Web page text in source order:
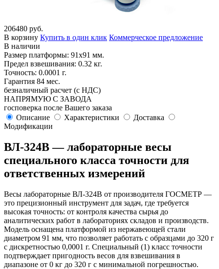
206480 руб.
В корзину Купить в один клик Коммерческое предложение
В наличии
Размер платформы: 91х91 мм.
Предел взвешивания: 0.32 кг.
Точность: 0.0001 г.
Гарантия 84 мес.
безналичный расчет (с НДС)
НАПРЯМУЮ С ЗАВОДА
госповерка после Вашего заказа
Описание
Характеристики
Доставка
Модификации
ВЛ-324В — лабораторные весы
специального класса точности для
ответственных измерений
Весы лабораторные ВЛ-324В от производителя ГОСМЕТР —
это прецизионный инструмент для задач, где требуется
высокая точность: от контроля качества сырья до
аналитических работ в лабораториях складов и производств.
Модель оснащена платформой из нержавеющей стали
диаметром 91 мм, что позволяет работать с образцами до 320 г
с дискретностью 0,0001 г. Специальный (1) класс точности
подтверждает пригодность весов для взвешивания в
диапазоне от 0 кг до 320 г с минимальной погрешностью.